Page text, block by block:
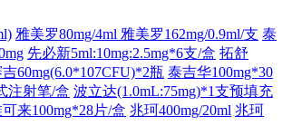
雅美罗80mg/4ml 雅美罗162mg/0.9ml/支 泰
先必新5ml:10mg:2.5mg*6支/盒 拓舒
60mg(6.0*107CFU)*2瓶 泰吉华100mg*30
注射笔/盒 波立达(1.0mL:75mg)*1支预填充
可来100mg*28片/盒 兆珂400mg/20ml 兆珂